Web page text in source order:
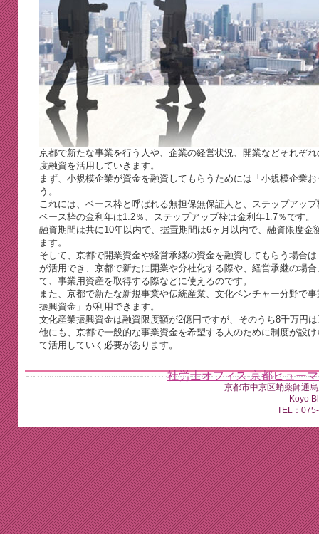
京都で新たな事業を行う人や、企業の経営状況、開業などそれぞ
度融資を活用していきます。
まず、小規模企業が資金を融資してもらうためには「小規模企業
う。
これには、ベース枠と呼ばれる無担保無保証人と、ステップアッ
ベース枠の金利年は1.2％、ステップアップ枠は金利年1.7％です。
融資期間は共に10年以内で、据置期間は6ヶ月以内で、融資限度金
ます。
そして、京都で開業資金や経営承継の資金を融資してもらう場合
が活用でき、京都で新たに開業や分社化する際や、経営承継の場
て、事業用資産を取得する際などに使えるのです。
また、京都で新たな新規事業や伝統産業、文化ベンチャー分野で
振興資金」が利用できます。
文化産業振興資金は融資限度額が2億円ですが、そのうち8千万円
他にも、京都で一般的な事業資金を希望する人のために制度が設
て活用していく必要があります。
社労士オフィス 京都ヒュー
京都市中京区蛸薬師通
Koyo
TEL：